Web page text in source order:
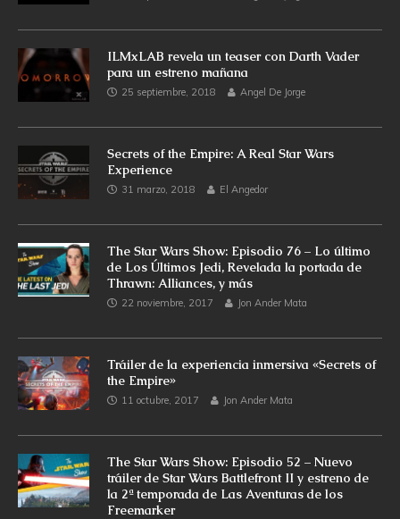
ILMxLAB revela un teaser con Darth Vader
para un estreno mañana
25 septiembre, 2018 Angel De Jorge
Secrets of the Empire: A Real Star Wars
Experience
31 marzo, 2018 El Angedor
The Star Wars Show: Episodio 76 – Lo último
de Los Últimos Jedi, Revelada la portada de
Thrawn: Alliances, y más
22 noviembre, 2017 Jon Ander Mata
Tráiler de la experiencia inmersiva «Secrets of
the Empire»
11 octubre, 2017 Jon Ander Mata
The Star Wars Show: Episodio 52 – Nuevo
tráiler de Star Wars Battlefront II y estreno de
la 2ª temporada de Las Aventuras de los
Freemarker